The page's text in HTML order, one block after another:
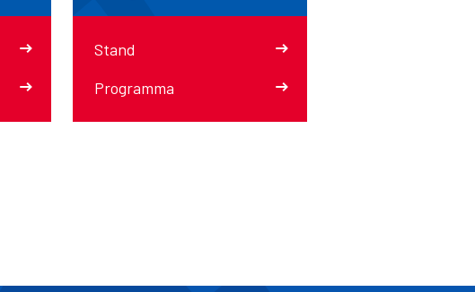
Stand
Programma